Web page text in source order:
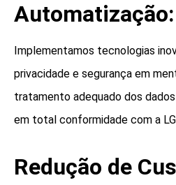
Automatização:
Implementamos tecnologias
privacidade e segurança em
tratamento adequado dos
em total conformidade com a
Redução de